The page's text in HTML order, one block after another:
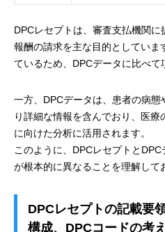
DPCレセプトは、審査支払機関
報酬の請求を主な目的としていま
ているため、DPCデータに比べて
一方、DPCデータは、患者の病態
り詳細な情報を含んでおり、医
に向けた分析に活用されます。
このように、DPCレセプトと
が根本的に異なることを理解して
DPCレセプトの記載要
構成、DPCコードの考